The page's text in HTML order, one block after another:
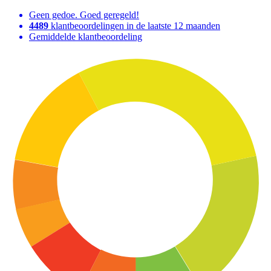
Geen gedoe. Goed geregeld!
4489 klantbeoordelingen in de laatste 12 maanden
Gemiddelde klantbeoordeling